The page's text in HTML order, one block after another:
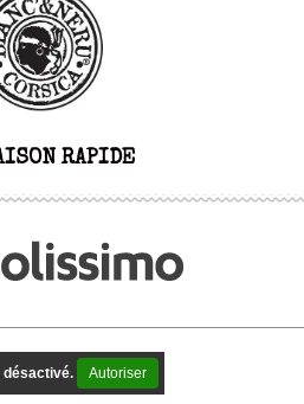
RAPIDE
désactivé. Autoriser